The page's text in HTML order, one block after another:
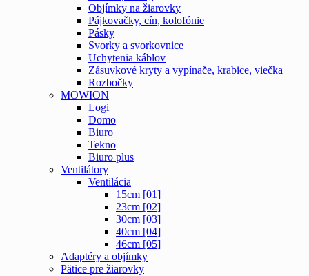
Objímky na žiarovky
Pájkovačky, cín, kolofónie
Pásky
Svorky a svorkovnice
Uchytenia káblov
Zásuvkové kryty a vypínače, krabice, viečka
Rozbočky
MOWION
Logi
Domo
Biuro
Tekno
Biuro plus
Ventilátory
Ventilácia
15cm [01]
23cm [02]
30cm [03]
40cm [04]
46cm [05]
Adaptéry a objímky
Pätice pre žiarovky